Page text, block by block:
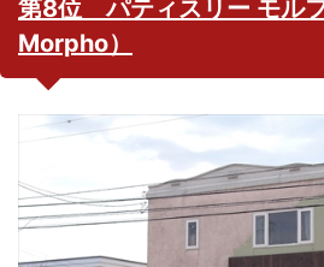
第8位 パティスリー モル
Morpho）